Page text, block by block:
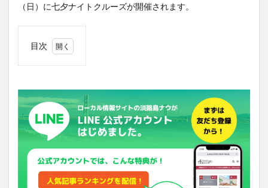
（日）に七夕ナイトクルーズが開催されます。
目次
ルー
ズの
イベ
ント
情報